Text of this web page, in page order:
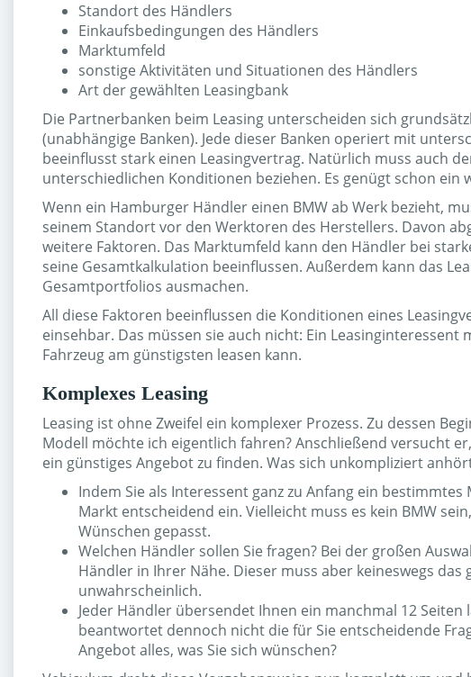
Standort des Händlers
Einkaufsbedingungen des Händlers
Marktumfeld
sonstige Aktivitäten und Situationen des Händlers
Art der gewählten Leasingbank
Die Partnerbanken beim Leasing unterscheiden sich
(unabhängige Banken). Jede dieser Banken operiert mit
beeinflusst stark einen Leasingvertrag. Natürlich muss auch
unterschiedlichen Konditionen beziehen. Es genügt schon
Wenn ein Hamburger Händler einen BMW ab Werk bezieht,
seinem Standort vor den Werktoren des Herstellers. Davon
weitere Faktoren. Das Marktumfeld kann den Händler bei
seine Gesamtkalkulation beeinflussen. Außerdem kann das
Gesamtportfolios ausmachen.
All diese Faktoren beeinflussen die Konditionen eines
einsehbar. Das müssen sie auch nicht: Ein
Fahrzeug am günstigsten leasen kann.
Komplexes Leasing
Leasing ist ohne Zweifel ein komplexer Prozess. Zu dessen
Modell möchte ich eigentlich fahren? Anschließend versucht
ein günstiges Angebot zu finden. Was sich unkompliziert
Indem Sie als Interessent ganz zu Anfang ein
Markt entscheidend ein. Vielleicht muss es kein BMW
Wünschen gepasst.
Welchen Händler sollen Sie fragen? Bei der großen
Händler in Ihrer Nähe. Dieser muss aber keineswegs
unwahrscheinlich.
Jeder Händler übersendet Ihnen ein manchmal 12
beantwortet dennoch nicht die für Sie entscheidende
Angebot alles, was Sie sich wünschen?